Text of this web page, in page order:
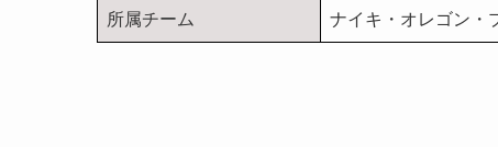
所属チーム ナイキ・オレゴン・